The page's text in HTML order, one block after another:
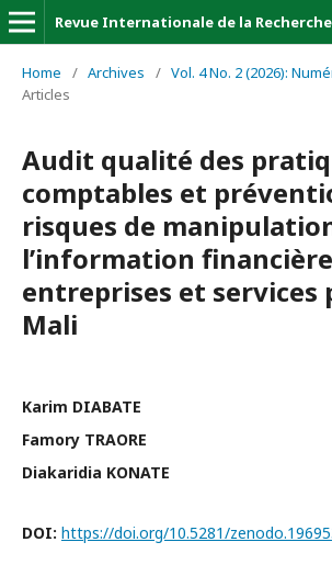
Home / Archives / Vol. 4 No. 2 (2026):
Articles
Audit qualité des
comptables et
risques de
l’information
entreprises et services
Mali
Karim DIABATE
Famory TRAORE
Diakaridia KONATE
DOI: https://doi.org/10.5281/